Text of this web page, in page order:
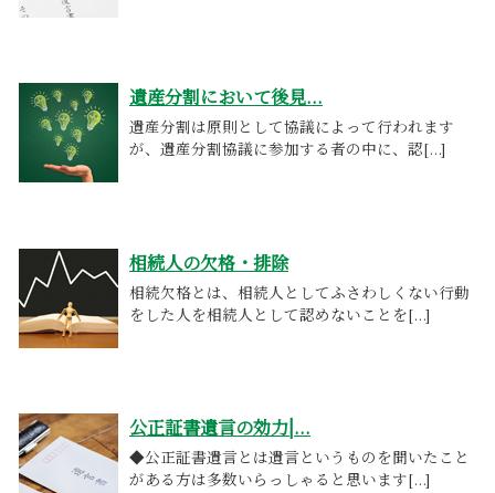
遺産分割において後見...
遺産分割は原則として協議によって行われます
が、遺産分割協議に参加する者の中に、認[...]
相続人の欠格・排除
相続欠格とは、相続人としてふさわしくない行動
をした人を相続人として認めないことを[...]
公正証書遺言の効力|...
◆公正証書遺言とは遺言というものを聞いたこと
がある方は多数いらっしゃると思います[...]